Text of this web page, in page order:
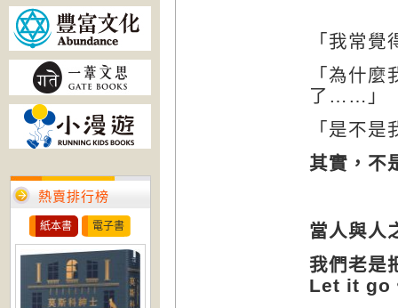
熱賣排行榜
紙本書 電子書
「我常
「為什
了……」
「 是不是
其實，不
當人與人
我們老是
Let it go